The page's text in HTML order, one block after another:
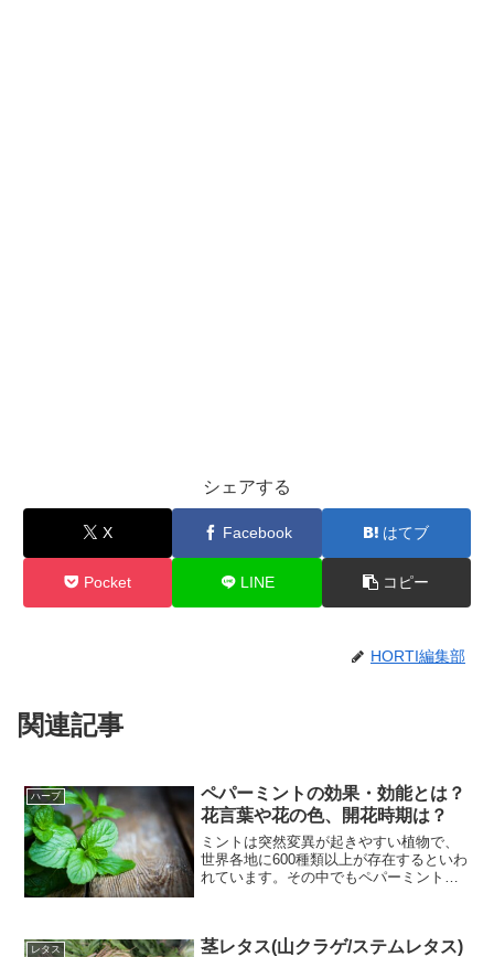
シェアする
X Facebook はてブ
Pocket LINE コピー
HORTI編集部
関連記事
ハーブ
ペパーミントの効果・効能とは？
花言葉や花の色、開花時期は？
ミントは突然変異が起きやすい植物で、
世界各地に600種類以上が存在するといわ
れています。その中でもペパーミント
効能や、花言葉について...
レタス
茎レタス(山クラゲ/ステムレタス)